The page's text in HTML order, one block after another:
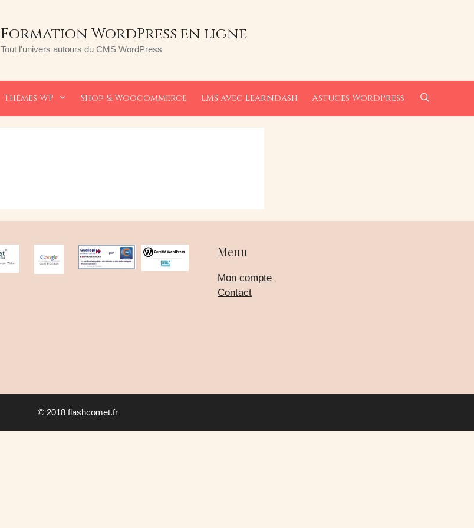
Formation WordPress en ligne
Tout l'univers autours du CMS WordPress
Thèmes WP Shop & Woocommerce LMS avec Learndash Astuces WordPress
Menu
Mon compte
Contact
© 2018 flashcomet.fr